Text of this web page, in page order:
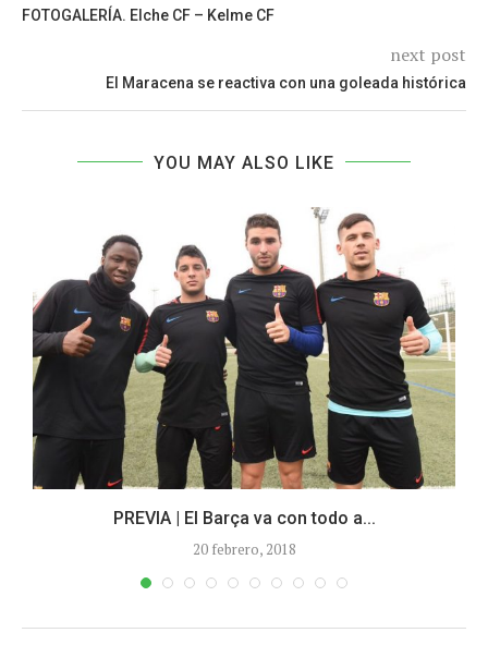
FOTOGALERÍA. Elche CF – Kelme CF
next post
El Maracena se reactiva con una goleada histórica
YOU MAY ALSO LIKE
PREVIA | El Barça va con todo a...
20 febrero, 2018